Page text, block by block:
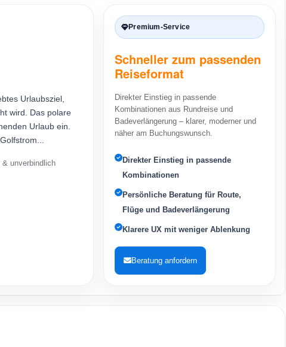
Urlaubsziel,
wird. Das polare
Urlaub ein.
& unverbindlich
Premium-Service
Schneller zum passenden
Reiseformat
Direkter Einstieg in passende
Kombinationen aus Rundreise und
Badeverlängerung – klarer, moderner und
näher am Buchungswunsch.
Direkter Einstieg in passende
Kombinationen
Persönliche Beratung für Route,
Flüge und Badeverlängerung
Klarere UX mit weniger Ablenkung
Beratung anfordern